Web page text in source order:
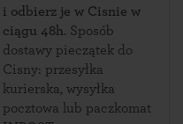
i odbierz je w Cisnie w
ciągu 48h. Sposób
dostawy pieczątek do
Cisny: przesyłka
kurierska, wysyłka
pocztowa lub paczkomat